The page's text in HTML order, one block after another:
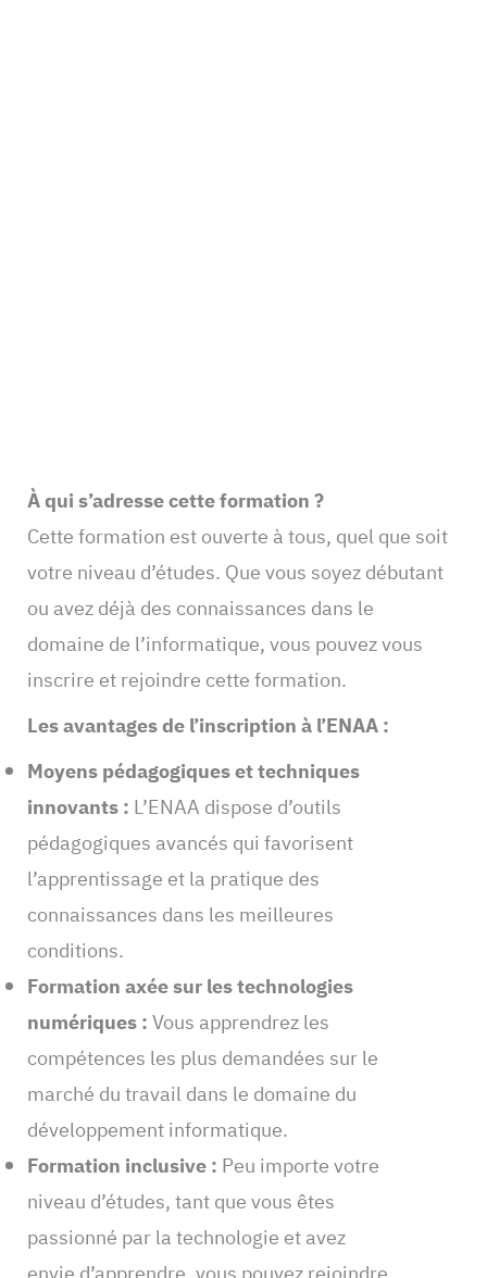
À qui s’adresse cette formation ?
Cette formation est ouverte à tous, quel que soit
votre niveau d’études. Que vous soyez débutant
ou avez déjà des connaissances dans le
domaine de l’informatique, vous pouvez vous
inscrire et rejoindre cette formation.
Les avantages de l’inscription à l’ENAA :
Moyens pédagogiques et techniques
innovants : L’ENAA dispose d’outils
pédagogiques avancés qui favorisent
l’apprentissage et la pratique des
connaissances dans les meilleures
conditions.
Formation axée sur les technologies
numériques :Vous apprendrez les
compétences les plus demandées sur le
marché du travail dans le domaine du
développement informatique.
Formation inclusive : Peu importe votre
niveau d’études, tant que vous êtes
passionné par la technologie et avez